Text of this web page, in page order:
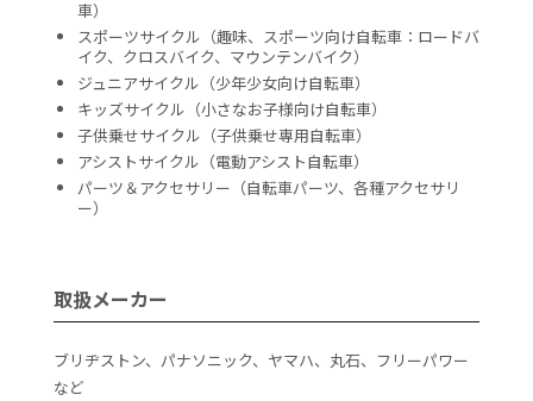
車）
スポーツサイクル（趣味、スポーツ向け自転車：ロードバ
イク、クロスバイク、マウンテンバイク）
ジュニアサイクル（少年少女向け自転車）
キッズサイクル（小さなお子様向け自転車）
子供乗せサイクル（子供乗せ専用自転車）
アシストサイクル（電動アシスト自転車）
パーツ＆アクセサリー（自転車パーツ、各種アクセサリ
ー）
取扱メーカー
ブリヂストン、パナソニック、ヤマハ、丸石、フリーパワー
など